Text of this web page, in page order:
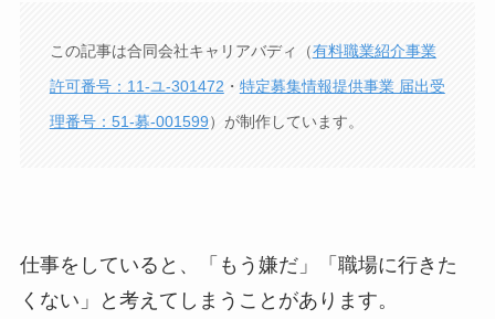
この記事は合同会社キャリアバディ（有料職業紹介事業
許可番号：11-ユ-301472・ 特定募集情報提供事業 届出受
理番号：51-募-001599）が制作しています。
仕事をしていると、「もう嫌だ」「職場に行きた
くない」と考えてしまうことがあります。